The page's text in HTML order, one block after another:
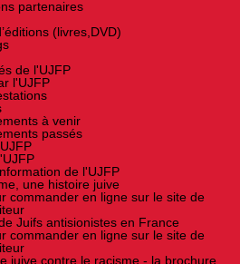
partenaires
(livres,DVD)
de l'UJFP
l'UJFP
à venir
passés
de l'UJFP
une histoire juive
commander en ligne sur le site de
Juifs antisionistes en France
commander en ligne sur le site de
juive contre le racisme - la brochure